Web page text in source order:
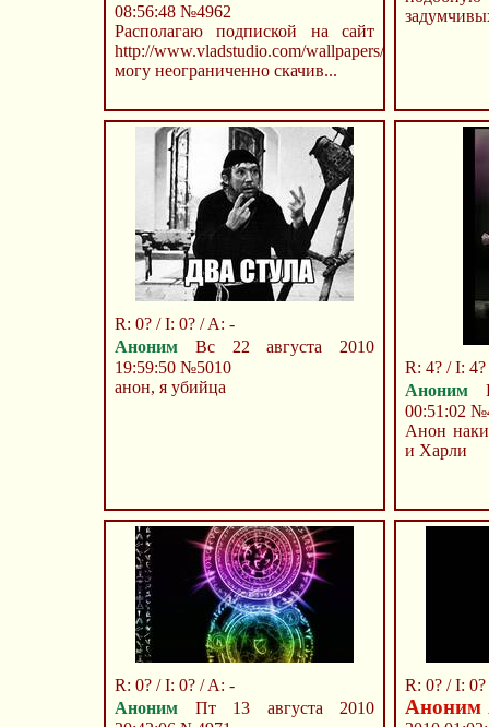
08:56:48 №4962
Располагаю подпиской на сайт
http://www.vladstudio.com/wallpapers/,
могу неограниченно скачив...
R: 0? / I: 0? / A: -
Аноним Вс 22 августа 2010
19:59:50 №5010
анон, я убийца
R: 4? / I:
Аноним
00:51:02
Анон
и Харли
R: 0? / I: 0? / A: -
Аноним Пт 13 августа 2010
R: 0? / I:
Аноним